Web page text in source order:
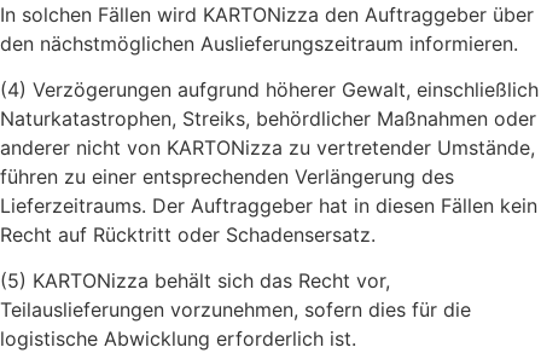
In solchen Fällen wird KARTONizza den Auftraggeber über
den nächstmöglichen Auslieferungszeitraum informieren.
(4) Verzögerungen aufgrund höherer Gewalt, einschließlich
Naturkatastrophen, Streiks, behördlicher Maßnahmen oder
anderer nicht von KARTONizza zu vertretender Umstände,
führen zu einer entsprechenden Verlängerung des
Lieferzeitraums. Der Auftraggeber hat in diesen Fällen kein
Recht auf Rücktritt oder Schadensersatz.
(5) KARTONizza behält sich das Recht vor,
Teilauslieferungen vorzunehmen, sofern dies für die
logistische Abwicklung erforderlich ist.